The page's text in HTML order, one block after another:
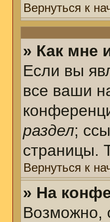
Вернуться к
» Как мне
Если вы
все ваши
раздел;
страницы.
Вернуться к
» На
Возможно,